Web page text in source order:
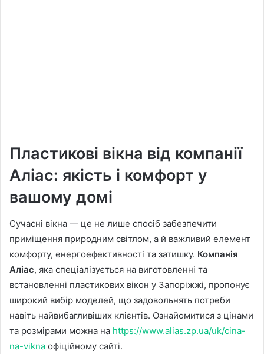
Пластикові вікна від компанії
Аліас: якість і комфорт у
вашому домі
Сучасні вікна — це не лише спосіб забезпечити
приміщення природним світлом, а й важливий елемент
комфорту, енергоефективності та затишку. Компанія
Аліас, яка спеціалізується на виготовленні та
встановленні пластикових вікон у Запоріжжі, пропонує
широкий вибір моделей, що задовольнять потреби
навіть найвибагливіших клієнтів. Ознайомитися з цінами
та розмірами можна на https://www.alias.zp.ua/uk/cina-
na-vikna офіційному сайті.